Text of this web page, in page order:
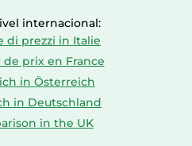
internacional:
di prezzi in Italie
prix en France
in Österreich
in Deutschland
in the UK